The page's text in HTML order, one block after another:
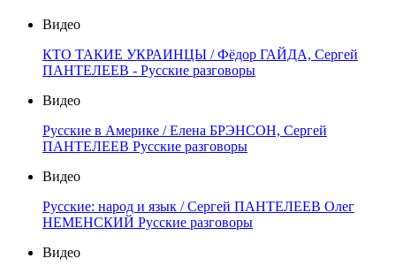
Видео
КТО ТАКИЕ УКРАИНЦЫ / Фёдор ГАЙДА, Сергей
ПАНТЕЛЕЕВ - Русские разговоры
Видео
Русские в Америке / Елена БРЭНСОН, Сергей
ПАНТЕЛЕЕВ Русские разговоры
Видео
Русские: народ и язык / Сергей ПАНТЕЛЕЕВ Олег
НЕМЕНСКИЙ Русские разговоры
Видео